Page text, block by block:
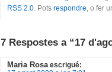
RSS 2.0 . Pots respondre , o fer
7 Respostes a “17
Maria Rosa escrigué: